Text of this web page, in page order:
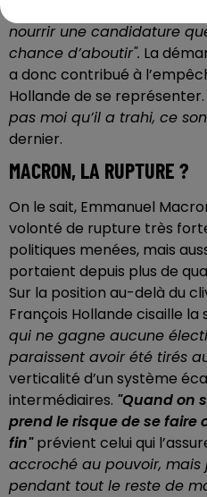
nourrir une candidature
chance d’aboutir". La
a donc contribué à
Hollande de se représenter.
pas moi qu’il a trahi, ce
dernier.
MACRON, LA RUPTURE ?
On le sait, Emmanuel
volonté de rupture très
politiques menées, mais
portaient depuis plus de
Sur la position au-delà du
François Hollande cisaille la
qui ne gagne aucune
paraissent avoir été tirés
verticalité d’un système
intermédiaires. "Quand on
prend le risque de se faire
fin"prévient celui qui
accroché au pouvoir,
pendant tout le reste de